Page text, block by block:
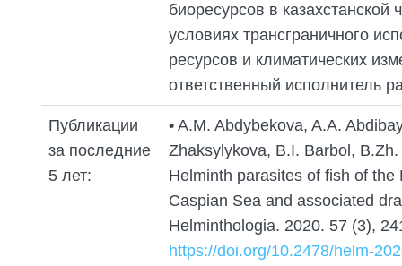
биоресурсов в
условиях трансграничного
ресурсов и климатических
ответственный исполнитель
Публикации
за последние
5 лет:
• A.M. Abdybekova, A.A.
Zhaksylykova, B.I. Barbol,
Helminth parasites of fish of
Caspian Sea and associated
Helminthologia. 2020. 57 (3),
https://doi.org/10.2478/helm-